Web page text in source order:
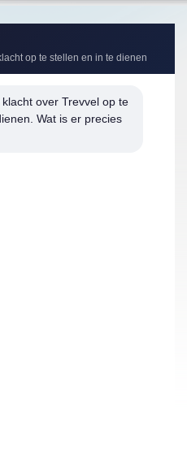
op te stellen en in te dienen
over Trevvel op te
Wat is er precies